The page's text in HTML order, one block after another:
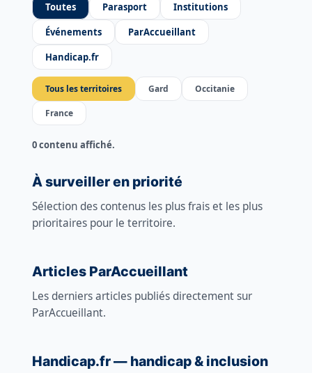
Toutes Parasport
Institutions
Événements
ParAccueillant
Handicap.fr
Tous les territoires Gard Occitanie
France
Résultats :
0 contenu affiché.
À surveiller en priorité
Sélection des contenus les plus frais et les plus
prioritaires pour le territoire.
Articles ParAccueillant
Les derniers articles publiés directement sur
ParAccueillant.
Handicap.fr — handicap & inclusion